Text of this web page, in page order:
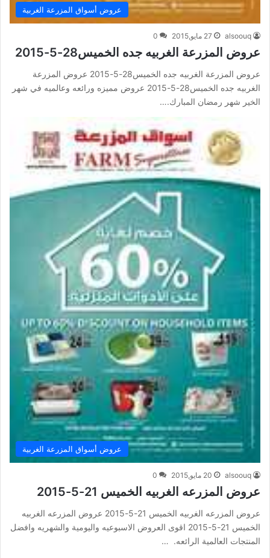
عروض أسواق المزرعة الغربية
alsoouq 27 مايو,2015 0
عروض المزرعة الغربيه جده الخميس28-5-2015
عروض المزرعة الغربيه جده الخميس28-5-2015 عروض المزرعة
الغربيه جده الخميس28-5-2015 عروض مميزه ورائعه وعالميه في شهر
الخير شهر رمضان المبارك.…
عروض أسواق المزرعة الغربية
alsoouq 20 مايو,2015 0
عروض المزرعه الغربيه الخميس 21-5-2015
عروض المزرعه الغربيه الخميس 21-5-2015 عروض المزرعه الغربيه
الخميس 21-5-2015 اقوى العروض الاسبوعيه واليومية والشهريه وافضل
المنتجات العالمية الرائعه. …